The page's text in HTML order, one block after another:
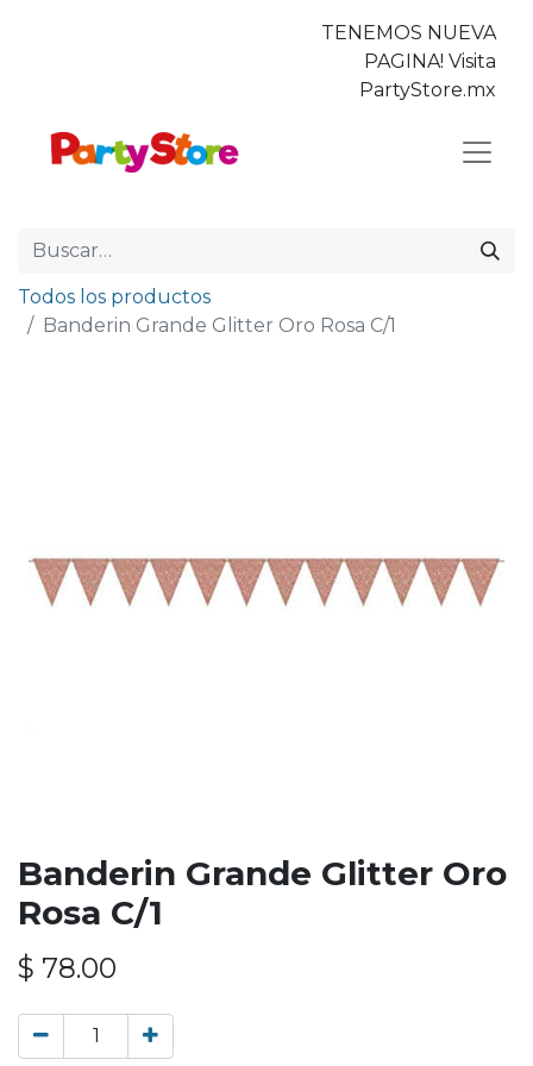
TENEMOS NUEVA
PAGINA! Visita
PartyStore.mx
Todos los productos
Banderin Grande Glitter Oro Rosa C/1
Banderin Grande Glitter Oro
Rosa C/1
$ 78.00